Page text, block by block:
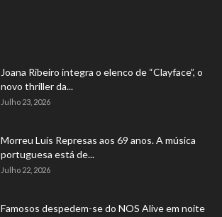
Joana Ribeiro integra o elenco de “Clayface”, o
novo thriller da...
Julho 23, 2026
Morreu Luís Represas aos 69 anos. A música
portuguesa está de...
Julho 22, 2026
Famosos despedem-se do NOS Alive em noite